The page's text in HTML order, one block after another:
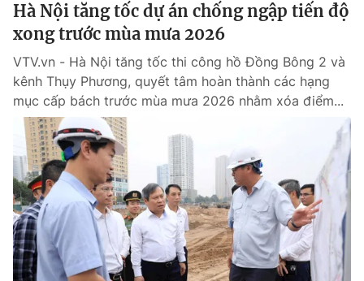
Góc doanh nghiệp
Truyền hình
Phim VTV
Hậu trường
Nhân vật
Khán giả
Giải sao mai
Giải trí
Điện ảnh
Âm nhạc
Sao
Đời sống
Du lịch
Làm đẹp
Chất lượng cuộc sống
Giáo dục
Tuyển sinh
Học trực tuyến
Công nghệ
Hitech Công nghệ tương lai
Sản phẩm
Giao lưu trực tuyến
Hà Nội tăng tốc dự án chống ngập tiến độ
xong trước mùa mưa 2026
VTV.vn - Hà Nội tăng tốc thi công hồ Đồng Bông 2 và
kênh Thụy Phương, quyết tâm hoàn thành các hạng
mục cấp bách trước mùa mưa 2026 nhằm xóa điểm...